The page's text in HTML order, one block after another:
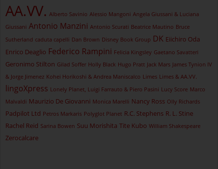
AA.VV. Alberto Savinio Alessio Mangoni Angela Giussani & Luciana
Giussani Antonio Manzini Antonio Scurati Beatrice Mautino Bruce
Sutherland caduta capelli Dan Brown Disney Book Group DK Eiichiro Oda
Enrico Deaglio Federico Rampini Felicia Kingsley Gaetano Savatteri
Geronimo Stilton Gilad Soffer Holly Black Hugo Pratt Jack Mars James Tynion IV
& Jorge Jimenez Kohei Horikoshi & Andrea Maniscalco Limes Limes & AA.VV.
lingoXpress Lonely Planet, Luigi Farrauto & Piero Pasini Lucy Score Marco
Malvaldi Maurizio De Giovanni Monica Marelli Nancy Ross Olly Richards
Padpilot Ltd Petros Markaris Polyglot Planet R.C. Stephens R. L. Stine
Rachel Reid Sarina Bowen Suu Morishita Tite Kubo William Shakespeare
Zerocalcare